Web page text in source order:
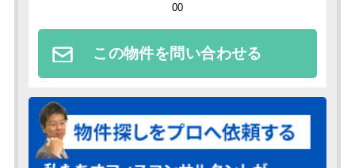
00
この物件を問い合わせる